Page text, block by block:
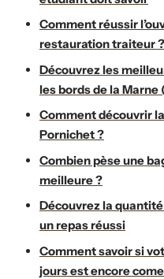
Comment réussir
restauration traiteur ?
Découvrez les
les bords de la Marne
Comment découvrir
Pornichet ?
Combien pèse une
meilleure ?
Découvrez la
un repas réussi
Comment savoir si
jours est encore